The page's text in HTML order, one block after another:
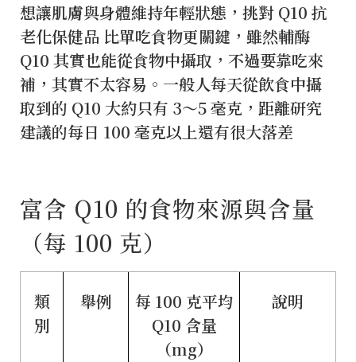
想讓肌膚與身體維持年輕狀態，挑對 Q10 抗
老化保健品 比單吃食物更關鍵，雖然輔酶
Q10 其實也能從食物中攝取，不過要靠吃來
補，其實不太容易。一般人每天從飲食中攝
取到的 Q10 大約只有 3～5 毫克，距離研究
建議的每日 100 毫克以上還有很大落差
富含 Q10 的食物來源與含量
（每 100 克）
類
別
舉例
每 100 克平均
Q10 含量
（mg）
說明